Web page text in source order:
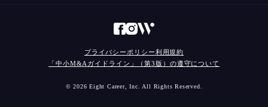
プライバシーポリシー利用規約
「中小M&Aガイドライン」（第3版）の遵守について
© 2026 Eight Career, Inc. All Rights Reserved.